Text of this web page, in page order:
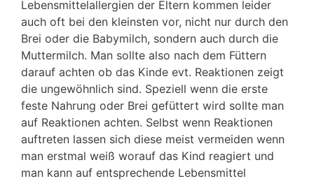
Lebensmittelallergien der Eltern kommen leider
auch oft bei den kleinsten vor, nicht nur durch den
Brei oder die Babymilch, sondern auch durch die
Muttermilch. Man sollte also nach dem Füttern
darauf achten ob das Kinde evt. Reaktionen zeigt
die ungewöhnlich sind. Speziell wenn die erste
feste Nahrung oder Brei gefüttert wird sollte man
auf Reaktionen achten. Selbst wenn Reaktionen
auftreten lassen sich diese meist vermeiden wenn
man erstmal weiß worauf das Kind reagiert und
man kann auf entsprechende Lebensmittel